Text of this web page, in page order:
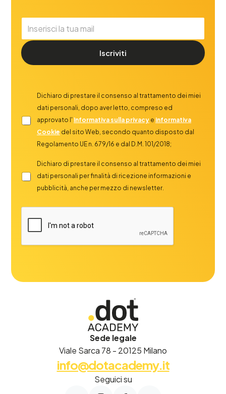
Dichiaro di prestare il consenso al trattamento dei miei
dati personali, dopo aver letto, compreso ed
approvato l' Informativa sulla privacy e informativa
Cookie
Regolamento UE n. 679/16 e dal D.M. 101/2018;
Dichiaro di prestare il consenso al trattamento dei miei
dati personali per finalità di ricezione informazioni e
pubblicità, anche per mezzo di newsletter.
Iscriviti
Sede legale
Viale Sarca 78 - 20125 Milano
info@dotacademy.it
Seguici su